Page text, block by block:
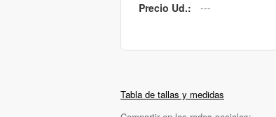
Precio Ud.:
Tabla de tallas y medidas